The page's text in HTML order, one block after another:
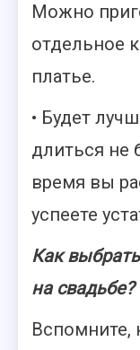
Можно
отдельное
платье.
• Будет
длиться не
время вы
успеете
Как
на свадьбе?
Вспомните,